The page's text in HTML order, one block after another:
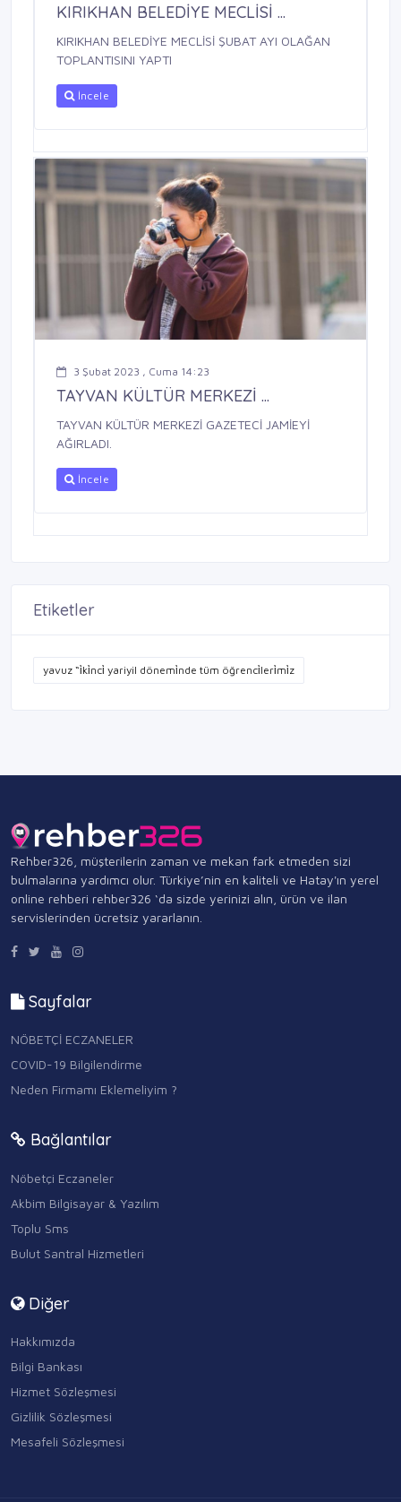
KIRIKHAN BELEDİYE MECLİSİ ...
KIRIKHAN BELEDİYE MECLİSİ ŞUBAT AYI OLAĞAN
TOPLANTISINI YAPTI
İncele
3 Şubat 2023 , Cuma 14:23
TAYVAN KÜLTÜR MERKEZİ ...
TAYVAN KÜLTÜR MERKEZİ GAZETECİ JAMİEYİ
AĞIRLADI.
İncele
Etiketler
yavuz “i̇ki̇nci̇ yariyil dönemi̇nde tüm öğrenci̇leri̇mi̇z
Rehber326, müşterilerin zaman ve mekan fark etmeden sizi
bulmalarına yardımcı olur. Türkiye’nin en kaliteli ve Hatay'ın yerel
online rehberi rehber326 ‘da sizde yerinizi alın, ürün ve ilan
servislerinden ücretsiz yararlanın.
Sayfalar
NÖBETÇİ ECZANELER
COVID-19 Bilgilendirme
Neden Firmamı Eklemeliyim ?
Bağlantılar
Nöbetçi Eczaneler
Akbim Bilgisayar & Yazılım
Toplu Sms
Bulut Santral Hizmetleri
Diğer
Hakkımızda
Bilgi Bankası
Hizmet Sözleşmesi
Gizlilik Sözleşmesi
Mesafeli Sözleşmesi